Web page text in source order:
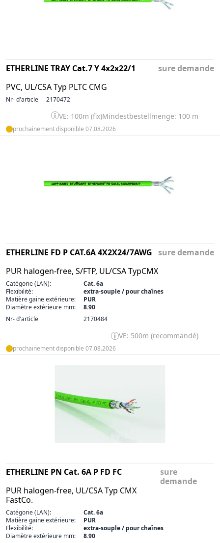
ETHERLINE TRAY Cat.7 Y 4x2x22/1
PVC, UL/CSA Typ PLTC CMG
sure demande
Nr- d'article 2170472
VE: 100m (fix)Mindestbestellmenge: 100 m
prochainement disponible 07.08.2026
ETHERLINE FD P CAT.6A 4X2X24/7AWG
PUR halogen-free, S/FTP, UL/CSA TypCMX
sure demande
Catégorie (LAN):
Cat. 6a
Flexibilité:
extra-souple / pour chaînes
Matière gaine extérieure:
PUR
Diamètre extérieure mm:
8.90
Nr- d'article
2170484
VE: 500m (recommandé)
prochainement disponible 07.08.2026
ETHERLINE PN Cat. 6A P FD FC
PUR halogen-free, UL/CSA Typ CMX
FastCo.
sure
demande
Catégorie (LAN):
Cat. 6a
Matière gaine extérieure:
PUR
Flexibilité:
extra-souple / pour chaînes
Diamètre extérieure mm:
8.90